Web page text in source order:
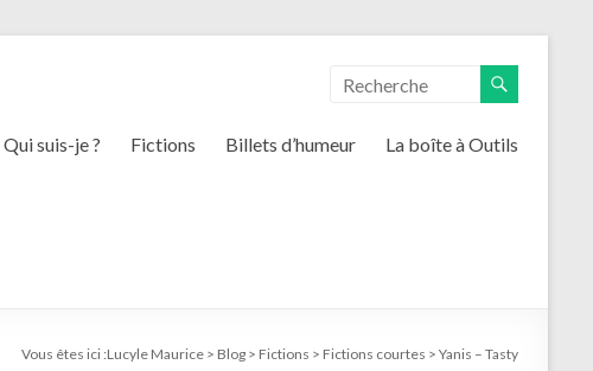
Qui suis-je ? Fictions Billets d’humeur La boîte à Outils
Vous êtes ici :Lucyle Maurice > Blog > Fictions > Fictions courtes > Yanis – Tasty